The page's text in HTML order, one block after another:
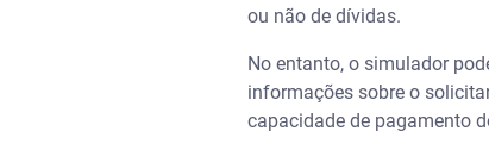
ou não de dívidas.
No entanto, o simulador
informações sobre o
capacidade de pagamento